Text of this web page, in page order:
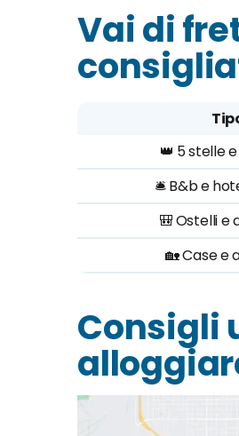
Vai di
👑 5 stelle
🛎️ B&b e
🎒 Ostelli e
🏡 Case
Consigli